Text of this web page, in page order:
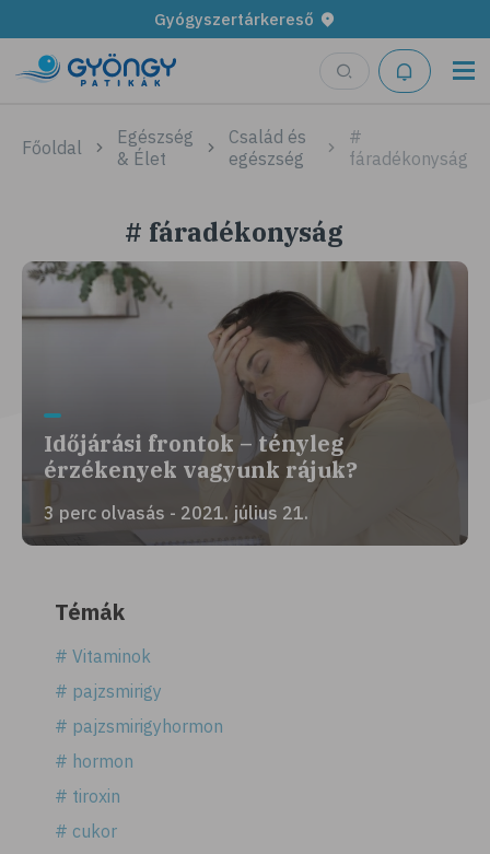
Gyógyszertárkereső
Főoldal
Egészség
& Élet
Család és
egészség
#
fáradékonyság
# fáradékonyság
Időjárási frontok – tényleg
érzékenyek vagyunk rájuk?
3 perc olvasás - 2021. július 21.
Témák
# Vitaminok
# pajzsmirigy
# pajzsmirigyhormon
# hormon
# tiroxin
# cukor